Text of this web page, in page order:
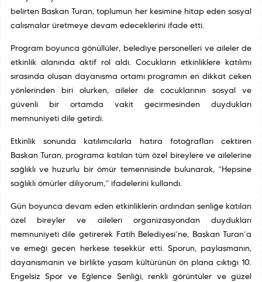
belirten Başkan Turan, toplumun her kesimine hitap eden sosyal
çalışmalar üretmeye devam edeceklerini ifade etti.
Program boyunca gönüllüler, belediye personelleri ve aileler de
etkinlik alanında aktif rol aldı. Çocukların etkinliklere katılımı
sırasında oluşan dayanışma ortamı programın en dikkat çeken
yönlerinden biri olurken, aileler de çocuklarının sosyal ve
güvenli bir ortamda vakit geçirmesinden duydukları
memnuniyeti dile getirdi.
Etkinlik sonunda katılımcılarla hatıra fotoğrafları çektiren
Başkan Turan, programa katılan tüm özel bireylere ve ailelerine
sağlıklı ve huzurlu bir ömür temennisinde bulunarak, “Hepsine
sağlıklı ömürler diliyorum,” ifadelerini kullandı.
Gün boyunca devam eden etkinliklerin ardından şenliğe katılan
özel bireyler ve aileleri organizasyondan duydukları
memnuniyeti dile getirerek Fatih Belediyesi’ne, Başkan Turan’a
ve emeği geçen herkese teşekkür etti. Sporun, paylaşmanın,
dayanışmanın ve birlikte yaşam kültürünün ön plana çıktığı 10.
Engelsiz Spor ve Eğlence Şenliği, renkli görüntüler ve güzel